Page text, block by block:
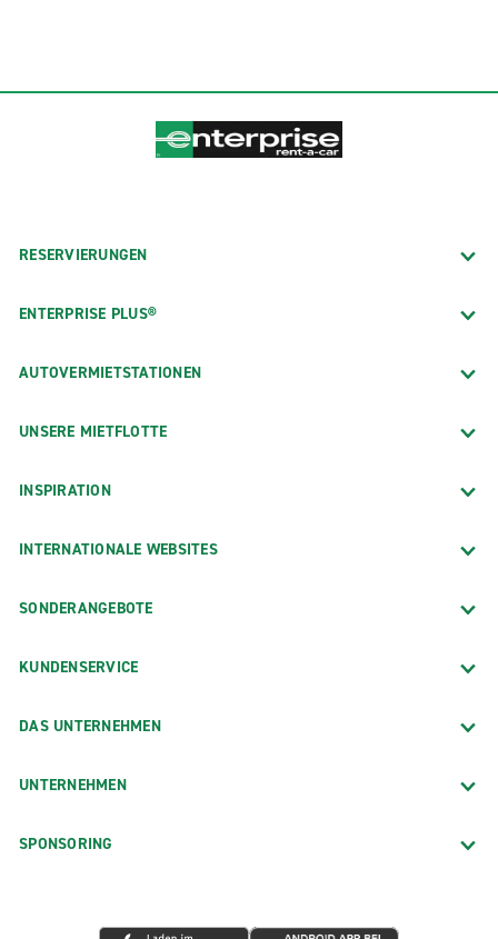
RESERVIERUNGEN
ENTERPRISE PLUS®
AUTOVERMIETSTATIONEN
UNSERE MIETFLOTTE
INSPIRATION
INTERNATIONALE WEBSITES
SONDERANGEBOTE
KUNDENSERVICE
DAS UNTERNEHMEN
UNTERNEHMEN
SPONSORING